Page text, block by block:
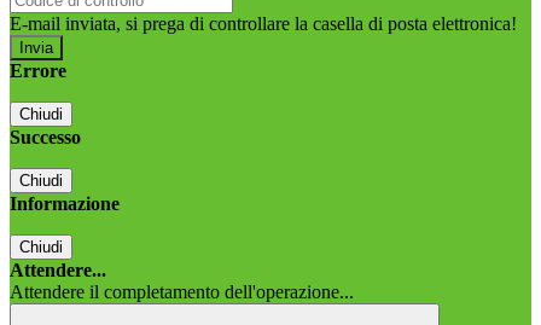
E-mail inviata, si prega di controllare la casella di posta elettronica!
Errore
Chiudi
Successo
Chiudi
Informazione
Chiudi
Attendere...
Attendere il completamento dell'operazione...